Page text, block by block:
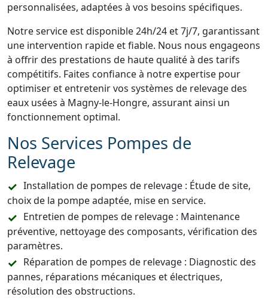
personnalisées, adaptées à vos besoins spécifiques.
Notre service est disponible 24h/24 et 7j/7, garantissant
une intervention rapide et fiable. Nous nous engageons
à offrir des prestations de haute qualité à des tarifs
compétitifs. Faites confiance à notre expertise pour
optimiser et entretenir vos systèmes de relevage des
eaux usées à Magny-le-Hongre, assurant ainsi un
fonctionnement optimal.
Nos Services Pompes de
Relevage
Installation de pompes de relevage : Étude de site,
choix de la pompe adaptée, mise en service.
Entretien de pompes de relevage : Maintenance
préventive, nettoyage des composants, vérification des
paramètres.
Réparation de pompes de relevage : Diagnostic des
pannes, réparations mécaniques et électriques,
résolution des obstructions.